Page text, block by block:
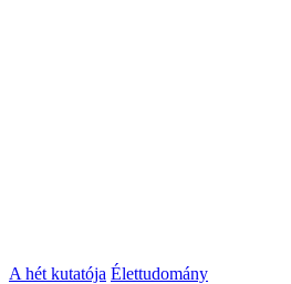
A hét kutatója Élettudomány